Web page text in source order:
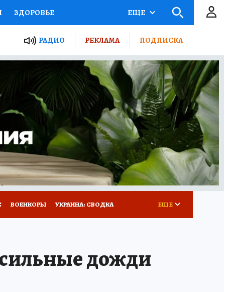
ЗДОРОВЬЕ
РОССИИ
ПУТЕВОДИТЕЛЬ
ЖЕЛЕЗА ТУРИЗМ
ПОТРЕБИТЕЛЯ ВСЕ О КП
ЕЩЕ
РАДИО РЕКЛАМА ПОДПИСКА
ВОЕНКОРЫ УКРАИНА: СВОДКА ЕЩЕ
дожди